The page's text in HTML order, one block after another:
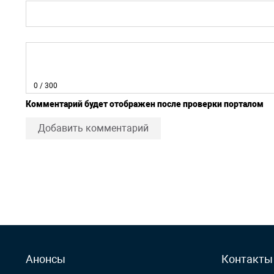
0 / 300
Комментарий будет отображен после проверки порталом
Добавить комментарий
Анонсы
Контакты